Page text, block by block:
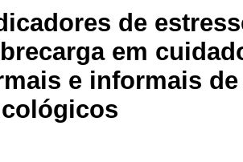
de
em
e informais